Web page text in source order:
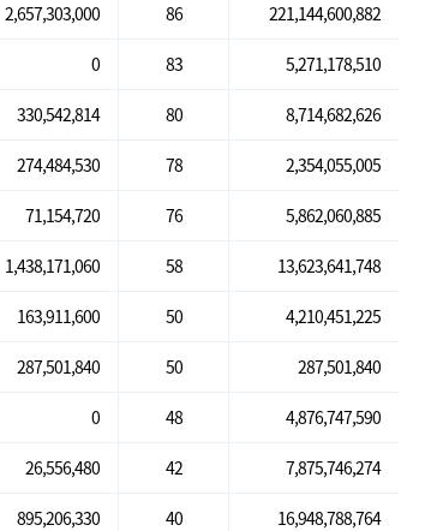
2,657,303,000 86 221,144,600,882
0 83 5,271,178,510
330,542,814 80 8,714,682,626
274,484,530 78 2,354,055,005
71,154,720 76 5,862,060,885
1,438,171,060 58 13,623,641,748
163,911,600 50 4,210,451,225
287,501,840 50 287,501,840
0 48 4,876,747,590
26,556,480 42 7,875,746,274
895,206,330 40 16,948,788,764